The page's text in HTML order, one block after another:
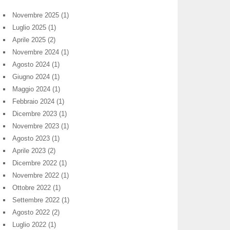
Novembre 2025 (1)
Luglio 2025 (1)
Aprile 2025 (2)
Novembre 2024 (1)
Agosto 2024 (1)
Giugno 2024 (1)
Maggio 2024 (1)
Febbraio 2024 (1)
Dicembre 2023 (1)
Novembre 2023 (1)
Agosto 2023 (1)
Aprile 2023 (2)
Dicembre 2022 (1)
Novembre 2022 (1)
Ottobre 2022 (1)
Settembre 2022 (1)
Agosto 2022 (2)
Luglio 2022 (1)